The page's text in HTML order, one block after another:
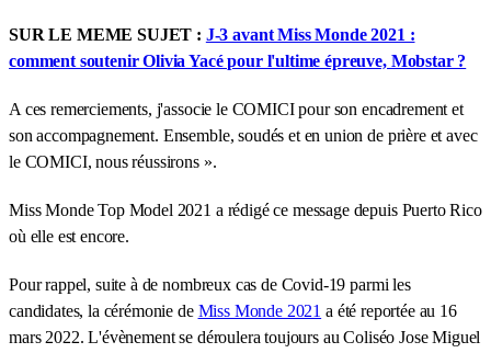
SUR LE MEME SUJET : J-3 avant Miss Monde 2021 :
comment soutenir Olivia Yacé pour l'ultime épreuve, Mobstar ?
A ces remerciements, j'associe le COMICI pour son encadrement et
son accompagnement. Ensemble, soudés et en union de prière et avec
le COMICI, nous réussirons ».
Miss Monde Top Model 2021 a rédigé ce message depuis Puerto Rico
où elle est encore.
Pour rappel, suite à de nombreux cas de Covid-19 parmi les
candidates, la cérémonie de Miss Monde 2021 a été reportée au 16
mars 2022. L'évènement se déroulera toujours au Coliséo Jose Miguel